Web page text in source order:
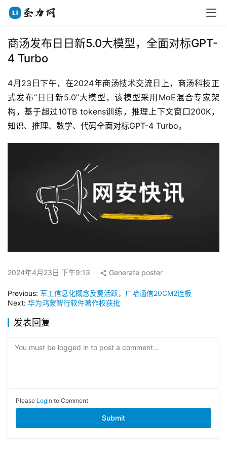
商汤发布日日新5.0大模型，全面对标GPT-
4 Turbo
4月23日下午，在2024年商汤技术交流日上，商汤科技正
式发布“日日新5.0”大模型，该模型采用MoE混合专家架
构，基于超过10TB tokens训练，推理上下文窗口200K，
知识、推理、数学、代码全面对标GPT-4 Turbo。
2024年4月23日 下午9:13 Generate poster
Previous: 军工信息化概念反复活跃，广哈通信20CM2连板
Next: 华为鸿蒙智行软件著作权获批
发表回复
You must be logged in to post a comment...
Please Login to Comment
Submit